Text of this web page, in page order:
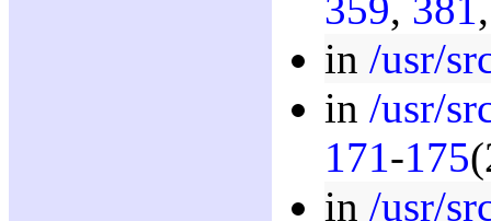
in /usr/
in /usr/
171 -175
in /usr/